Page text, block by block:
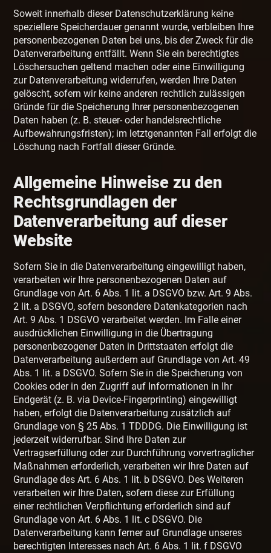
Soweit innerhalb dieser Datenschutzerklärung keine
speziellere Speicherdauer genannt wurde, verbleiben Ihre
personenbezogenen Daten bei uns, bis der Zweck für die
Datenverarbeitung entfällt. Wenn Sie ein berechtigtes
Löschersuchen geltend machen oder eine Einwilligung
zur Datenverarbeitung widerrufen, werden Ihre Daten
gelöscht, sofern wir keine anderen rechtlich zulässigen
Gründe für die Speicherung Ihrer personenbezogenen
Daten haben (z. B. steuer- oder handelsrechtliche
Aufbewahrungsfristen); im letztgenannten Fall erfolgt die
Löschung nach Fortfall dieser Gründe.
Allgemeine Hinweise zu den
Rechtsgrundlagen der
Datenverarbeitung auf dieser
Website
Sofern Sie in die Datenverarbeitung eingewilligt haben,
verarbeiten wir Ihre personenbezogenen Daten auf
Grundlage von Art. 6 Abs. 1 lit. a DSGVO bzw. Art. 9 Abs.
2 lit. a DSGVO, sofern besondere Datenkategorien nach
Art. 9 Abs. 1 DSGVO verarbeitet werden. Im Falle einer
ausdrücklichen Einwilligung in die Übertragung
personenbezogener Daten in Drittstaaten erfolgt die
Datenverarbeitung außerdem auf Grundlage von Art. 49
Abs. 1 lit. a DSGVO. Sofern Sie in die Speicherung von
Cookies oder in den Zugriff auf Informationen in Ihr
Endgerät (z. B. via Device-Fingerprinting) eingewilligt
haben, erfolgt die Datenverarbeitung zusätzlich auf
Grundlage von § 25 Abs. 1 TDDDG. Die Einwilligung ist
jederzeit widerrufbar. Sind Ihre Daten zur
Vertragserfüllung oder zur Durchführung vorvertraglicher
Maßnahmen erforderlich, verarbeiten wir Ihre Daten auf
Grundlage des Art. 6 Abs. 1 lit. b DSGVO. Des Weiteren
verarbeiten wir Ihre Daten, sofern diese zur Erfüllung
einer rechtlichen Verpflichtung erforderlich sind auf
Grundlage von Art. 6 Abs. 1 lit. c DSGVO. Die
Datenverarbeitung kann ferner auf Grundlage unseres
berechtigten Interesses nach Art. 6 Abs. 1 lit. f DSGVO